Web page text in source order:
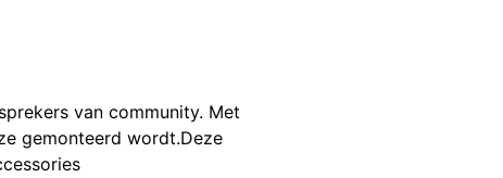
van community. Met
gemonteerd wordt.Deze